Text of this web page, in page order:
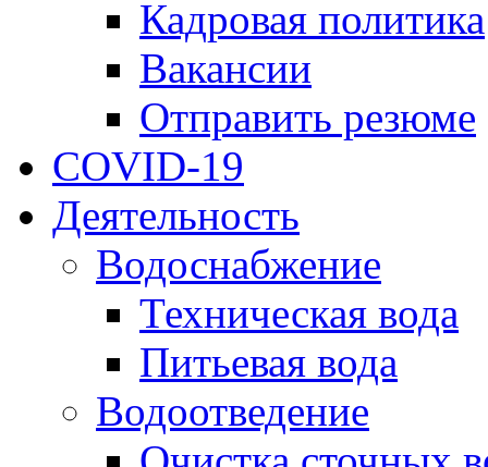
Кадровая политика
Вакансии
Отправить резюме
COVID-19
Деятельность
Водоснабжение
Техническая вода
Питьевая вода
Водоотведение